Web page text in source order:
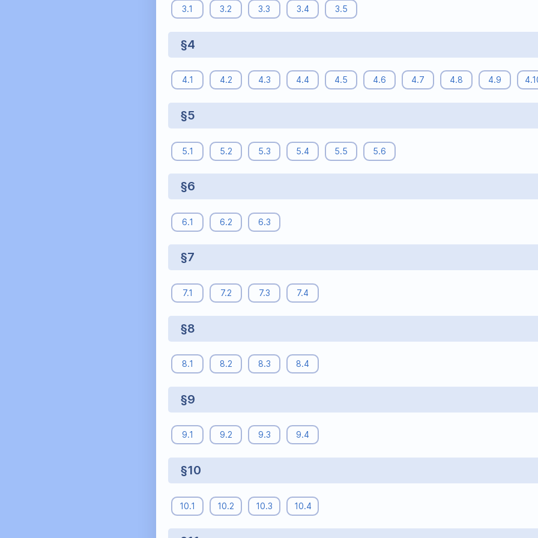
3.1 3.2 3.3 3.4 3.5
§4
4.1 4.2 4.3 4.4 4.5 4.6 4.7 4.8 4.9
§5
5.1 5.2 5.3 5.4 5.5 5.6
§6
6.1 6.2 6.3
§7
7.1 7.2 7.3 7.4
§8
8.1 8.2 8.3 8.4
§9
9.1 9.2 9.3 9.4
§10
10.1 10.2 10.3 10.4